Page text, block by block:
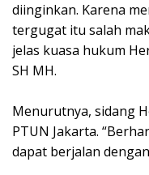
diinginkan. Karena
tergugat itu salah
jelas kuasa hukum
SH MH.
‎Menurutnya, sidang
PTUN Jakarta.
dapat berjalan